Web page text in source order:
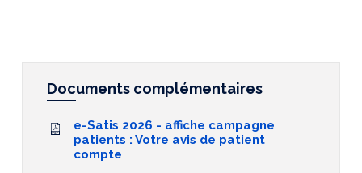
Documents complémentaires
e-Satis 2026 - affiche campagne
patients : Votre avis de patient
compte